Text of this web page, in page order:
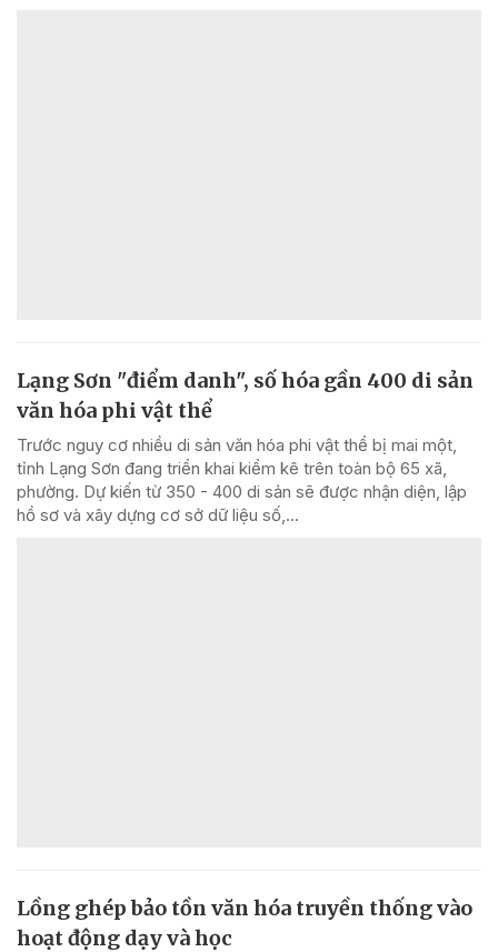
Lạng Sơn "điểm danh", số hóa gần 400 di sản
văn hóa phi vật thể
Trước nguy cơ nhiều di sản văn hóa phi vật thể bị mai một,
tỉnh Lạng Sơn đang triển khai kiểm kê trên toàn bộ 65 xã,
phường. Dự kiến từ 350 - 400 di sản sẽ được nhận diện, lập
hồ sơ và xây dựng cơ sở dữ liệu số,...
Lồng ghép bảo tồn văn hóa truyền thống vào
hoạt động dạy và học